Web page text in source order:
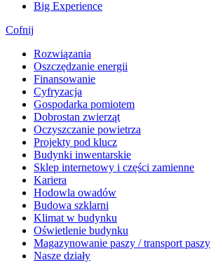
Big Experience
Cofnij
Rozwiązania
​Oszczędzanie energii
Finansowanie
Cyfryzacja
Gospodarka pomiotem
Dobrostan zwierząt
Oczyszczanie powietrza
Projekty pod klucz
Budynki inwentarskie
Sklep internetowy i części zamienne
Kariera
Hodowla owadów
Budowa szklarni
Klimat w budynku
Oświetlenie budynku
Magazynowanie paszy / transport paszy
Nasze działy